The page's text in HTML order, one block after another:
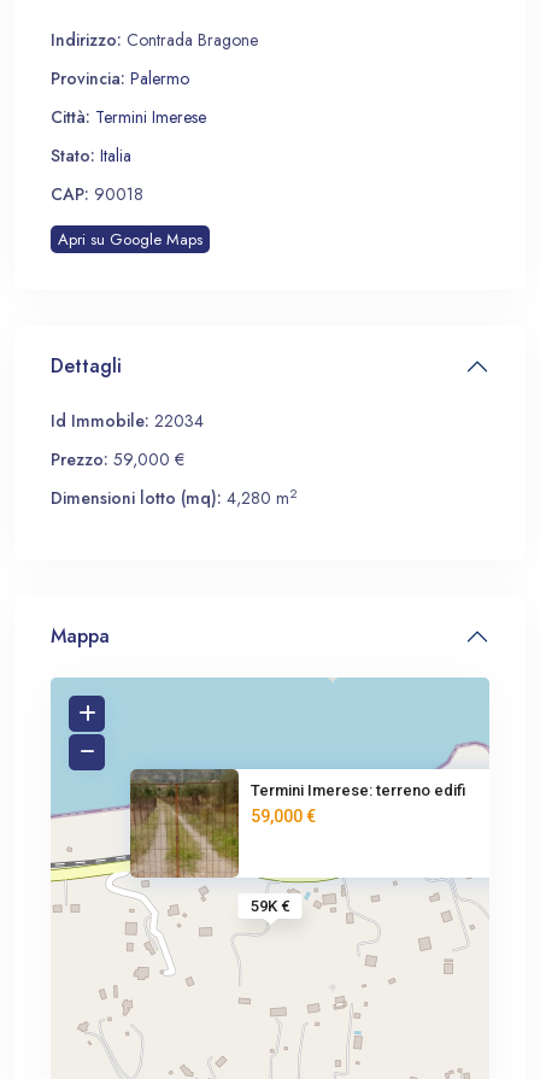
Indirizzo: Contrada Bragone
Provincia: Palermo
Città: Termini Imerese
Stato: Italia
CAP: 90018
Apri su Google Maps
Dettagli
Id Immobile: 22034
Prezzo: 59,000 €
Dimensioni lotto (mq): 4,280 m2
Mappa
59K €
Termini Imerese: terreno edifi
59,000 €